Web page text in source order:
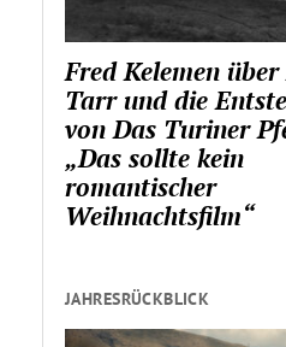
Fred Kelemen
Tarr und die
von Das Turiner
„Das sollte kein
romantischer
Weihnachtsfilm“
JAHRESRÜCKBLICK